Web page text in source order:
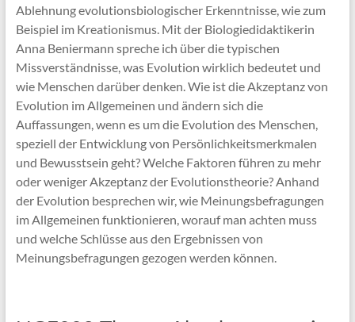
Ablehnung evolutionsbiologischer Erkenntnisse, wie zum
Beispiel im Kreationismus. Mit der Biologiedidaktikerin
Anna Beniermann spreche ich über die typischen
Missverständnisse, was Evolution wirklich bedeutet und
wie Menschen darüber denken. Wie ist die Akzeptanz von
Evolution im Allgemeinen und ändern sich die
Auffassungen, wenn es um die Evolution des Menschen,
speziell der Entwicklung von Persönlichkeitsmerkmalen
und Bewusstsein geht? Welche Faktoren führen zu mehr
oder weniger Akzeptanz der Evolutionstheorie? Anhand
der Evolution besprechen wir, wie Meinungsbefragungen
im Allgemeinen funktionieren, worauf man achten muss
und welche Schlüsse aus den Ergebnissen von
Meinungsbefragungen gezogen werden können.